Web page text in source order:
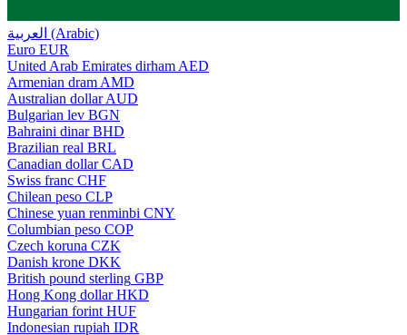
العربية (Arabic)
Euro EUR
United Arab Emirates dirham AED
Armenian dram AMD
Australian dollar AUD
Bulgarian lev BGN
Bahraini dinar BHD
Brazilian real BRL
Canadian dollar CAD
Swiss franc CHF
Chilean peso CLP
Chinese yuan renminbi CNY
Columbian peso COP
Czech koruna CZK
Danish krone DKK
British pound sterling GBP
Hong Kong dollar HKD
Hungarian forint HUF
Indonesian rupiah IDR